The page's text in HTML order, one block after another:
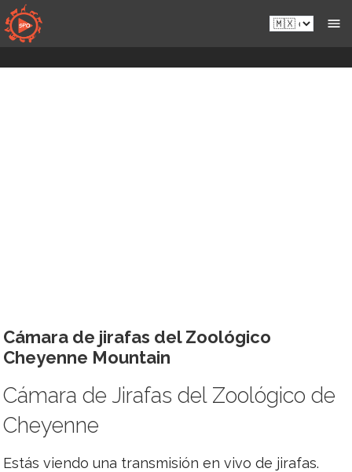
Saltar
al
contenido
es-
mx.sportsmansparadiseonline.com
Cámara de jirafas del Zoológico
Cheyenne Mountain
Cámara de Jirafas del Zoológico de
Cheyenne
Estás viendo una transmisión en vivo de jirafas.